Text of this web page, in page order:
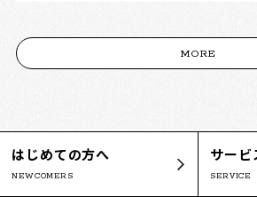
MORE
はじめての方へ
NEWCOMERS
サービ
SERVICE